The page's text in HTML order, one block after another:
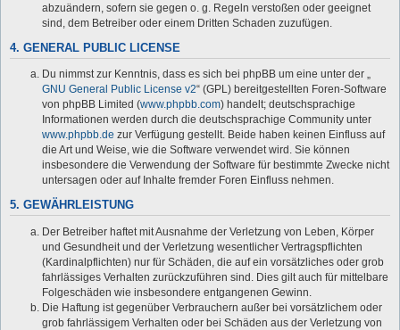
abzuändern, sofern sie gegen o. g. Regeln verstoßen oder geeignet
sind, dem Betreiber oder einem Dritten Schaden zuzufügen.
4. GENERAL PUBLIC LICENSE
Du nimmst zur Kenntnis, dass es sich bei phpBB um eine unter der „
GNU General Public License v2“ (GPL) bereitgestellten Foren-Software
von phpBB Limited (www.phpbb.com) handelt; deutschsprachige
Informationen werden durch die deutschsprachige Community unter
www.phpbb.de zur Verfügung gestellt. Beide haben keinen Einfluss auf
die Art und Weise, wie die Software verwendet wird. Sie können
insbesondere die Verwendung der Software für bestimmte Zwecke nicht
untersagen oder auf Inhalte fremder Foren Einfluss nehmen.
5. GEWÄHRLEISTUNG
Der Betreiber haftet mit Ausnahme der Verletzung von Leben, Körper
und Gesundheit und der Verletzung wesentlicher Vertragspflichten
(Kardinalpflichten) nur für Schäden, die auf ein vorsätzliches oder grob
fahrlässiges Verhalten zurückzuführen sind. Dies gilt auch für mittelbare
Folgeschäden wie insbesondere entgangenen Gewinn.
Die Haftung ist gegenüber Verbrauchern außer bei vorsätzlichem oder
grob fahrlässigem Verhalten oder bei Schäden aus der Verletzung von